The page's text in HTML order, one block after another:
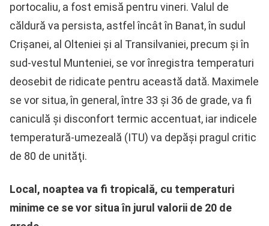
portocaliu, a fost emisă pentru vineri. Valul de
căldură va persista, astfel încât în Banat, în sudul
Crişanei, al Olteniei şi al Transilvaniei, precum şi în
sud-vestul Munteniei, se vor înregistra temperaturi
deosebit de ridicate pentru această dată. Maximele
se vor situa, în general, între 33 şi 36 de grade, va fi
caniculă şi disconfort termic accentuat, iar indicele
temperatură-umezeală (ITU) va depăşi pragul critic
de 80 de unităţi.
Local, noaptea va fi tropicală, cu temperaturi
minime ce se vor situa în jurul valorii de 20 de